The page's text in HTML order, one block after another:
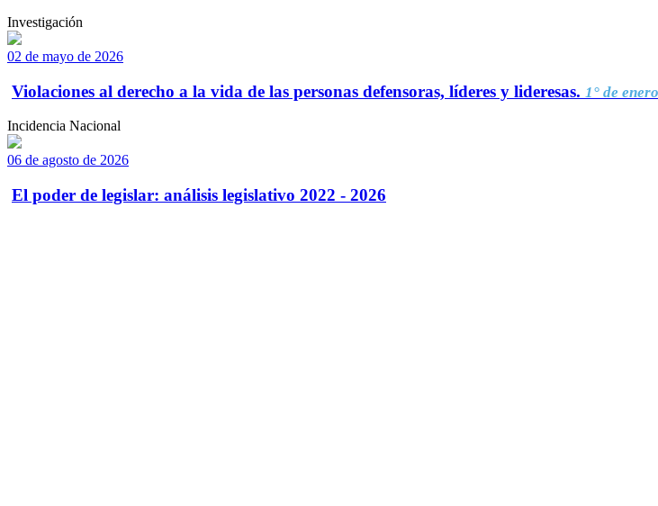
Investigación
02 de mayo de 2026
Violaciones al derecho a la vida de las personas defensoras, líderes y lideresas. 1° de
Incidencia Nacional
06 de agosto de 2026
El poder de legislar: análisis legislativo 2022 - 2026